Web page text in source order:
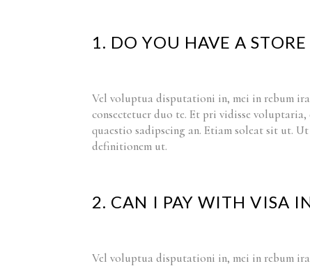
1. DO YOU HAVE A
Vel voluptua disputationi in, mei in rebum
consectetuer duo te. Et pri vidisse
quaestio sadipscing an. Etiam soleat sit ut.
definitionem ut.
2. CAN I PAY WITH VISA
Vel voluptua disputationi in, mei in rebum